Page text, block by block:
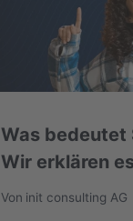
Was bedeutet
Wir erklären
Von init consulting AG